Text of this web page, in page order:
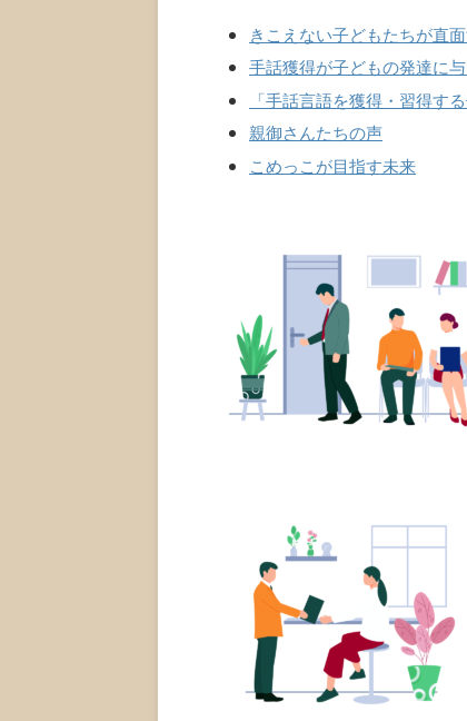
きこえない子どもたちが直
手話獲得が子どもの発達に
「手話言語を獲得・習得す
親御さんたちの声
こめっこが目指す未来